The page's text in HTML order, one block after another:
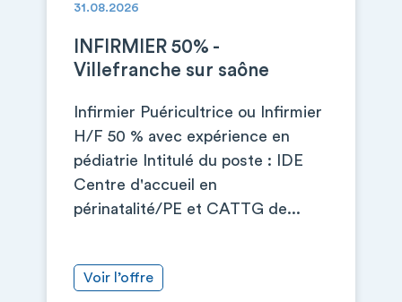
31.08.2026
INFIRMIER 50% -
Villefranche sur saône
Infirmier Puéricultrice ou Infirmier
H/F 50 % avec expérience en
pédiatrie Intitulé du poste : IDE
Centre d'accueil en
périnatalité/PE et CATTG de...
Voir l’offre